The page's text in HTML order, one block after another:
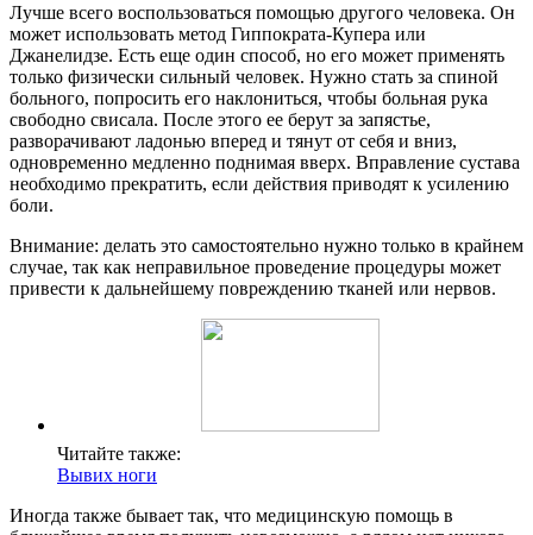
Лучше всего воспользоваться помощью другого человека. Он
может использовать метод Гиппократа-Купера или
Джанелидзе. Есть еще один способ, но его может применять
только физически сильный человек. Нужно стать за спиной
больного, попросить его наклониться, чтобы больная рука
свободно свисала. После этого ее берут за запястье,
разворачивают ладонью вперед и тянут от себя и вниз,
одновременно медленно поднимая вверх. Вправление сустава
необходимо прекратить, если действия приводят к усилению
боли.
Внимание: делать это самостоятельно нужно только в крайнем
случае, так как неправильное проведение процедуры может
привести к дальнейшему повреждению тканей или нервов.
Читайте также:
Вывих ноги
Иногда также бывает так, что медицинскую помощь в